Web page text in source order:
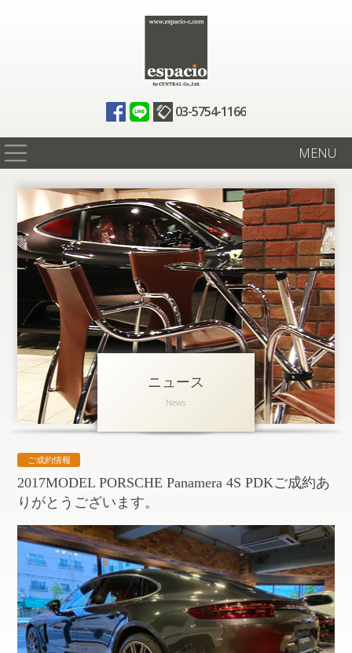
03-5754-1166
MENU
在庫情報
買取査定
全国納車
ニュース
ギャラリー
アクセス
会社概要
お問い合わせ
ニュース
News
ご成約情報
2017MODEL PORSCHE Panamera 4S PDKご成約あ
りがとうございます。